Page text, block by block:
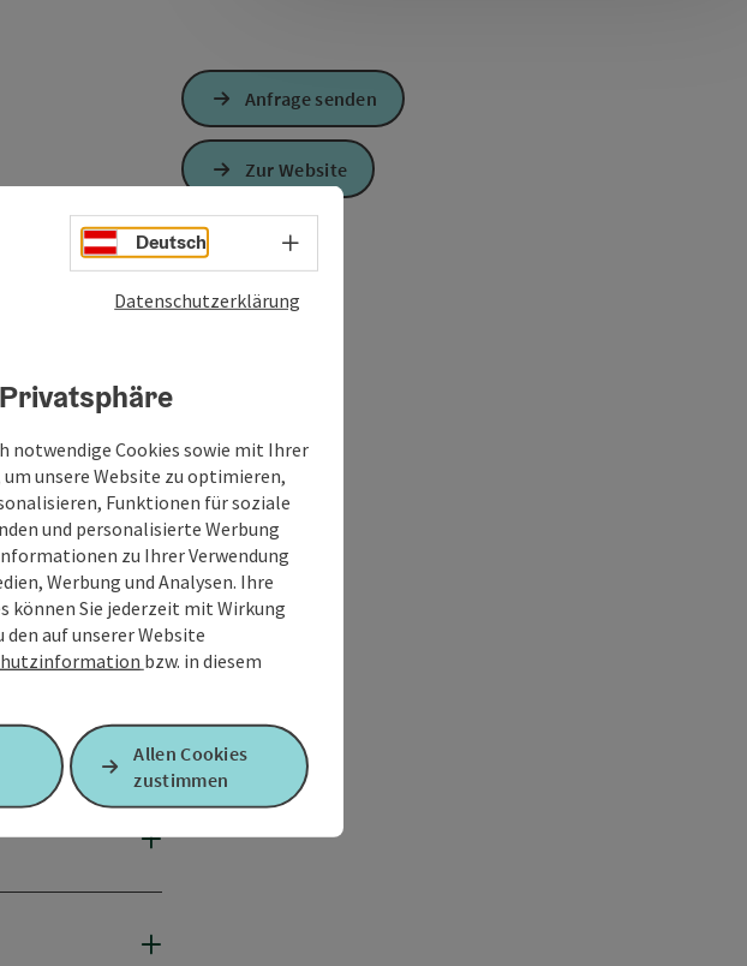
Anfrage senden
Zur Website
Deutsch Sprachwahl - Menü öffnen
Datenschutzerklärung
notwendige Cookies sowie mit Ihrer
unsere Website zu optimieren,
Funktionen für soziale
und personalisierte Werbung
zu Ihrer Verwendung
Werbung und Analysen. Ihre
können Sie jederzeit mit Wirkung
auf unserer Website
bzw. in diesem
Allen Cookies
zustimmen